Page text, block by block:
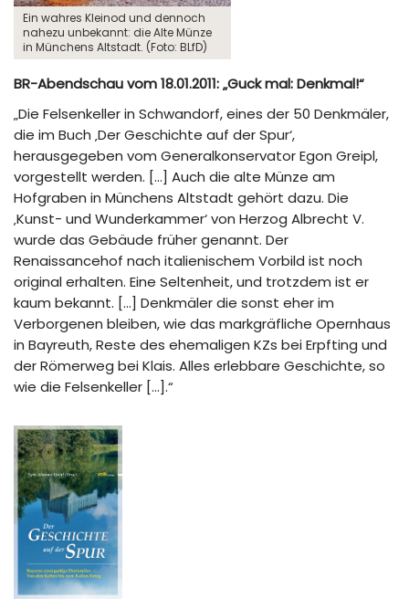
Ein wahres Kleinod und dennoch
nahezu unbekannt: die Alte Münze
in Münchens Altstadt. (Foto: BLfD)
BR-Abendschau vom 18.01.2011: „Guck mal: Denkmal!“
„Die Felsenkeller in Schwandorf, eines der 50 Denkmäler,
die im Buch ‚Der Geschichte auf der Spur‘,
herausgegeben vom Generalkonservator Egon Greipl,
vorgestellt werden. […] Auch die alte Münze am
Hofgraben in Münchens Altstadt gehört dazu. Die
‚Kunst- und Wunderkammer‘ von Herzog Albrecht V.
wurde das Gebäude früher genannt. Der
Renaissancehof nach italienischem Vorbild ist noch
original erhalten. Eine Seltenheit, und trotzdem ist er
kaum bekannt. […] Denkmäler die sonst eher im
Verborgenen bleiben, wie das markgräfliche Opernhaus
in Bayreuth, Reste des ehemaligen KZs bei Erpfting und
der Römerweg bei Klais. Alles erlebbare Geschichte, so
wie die Felsenkeller […].“